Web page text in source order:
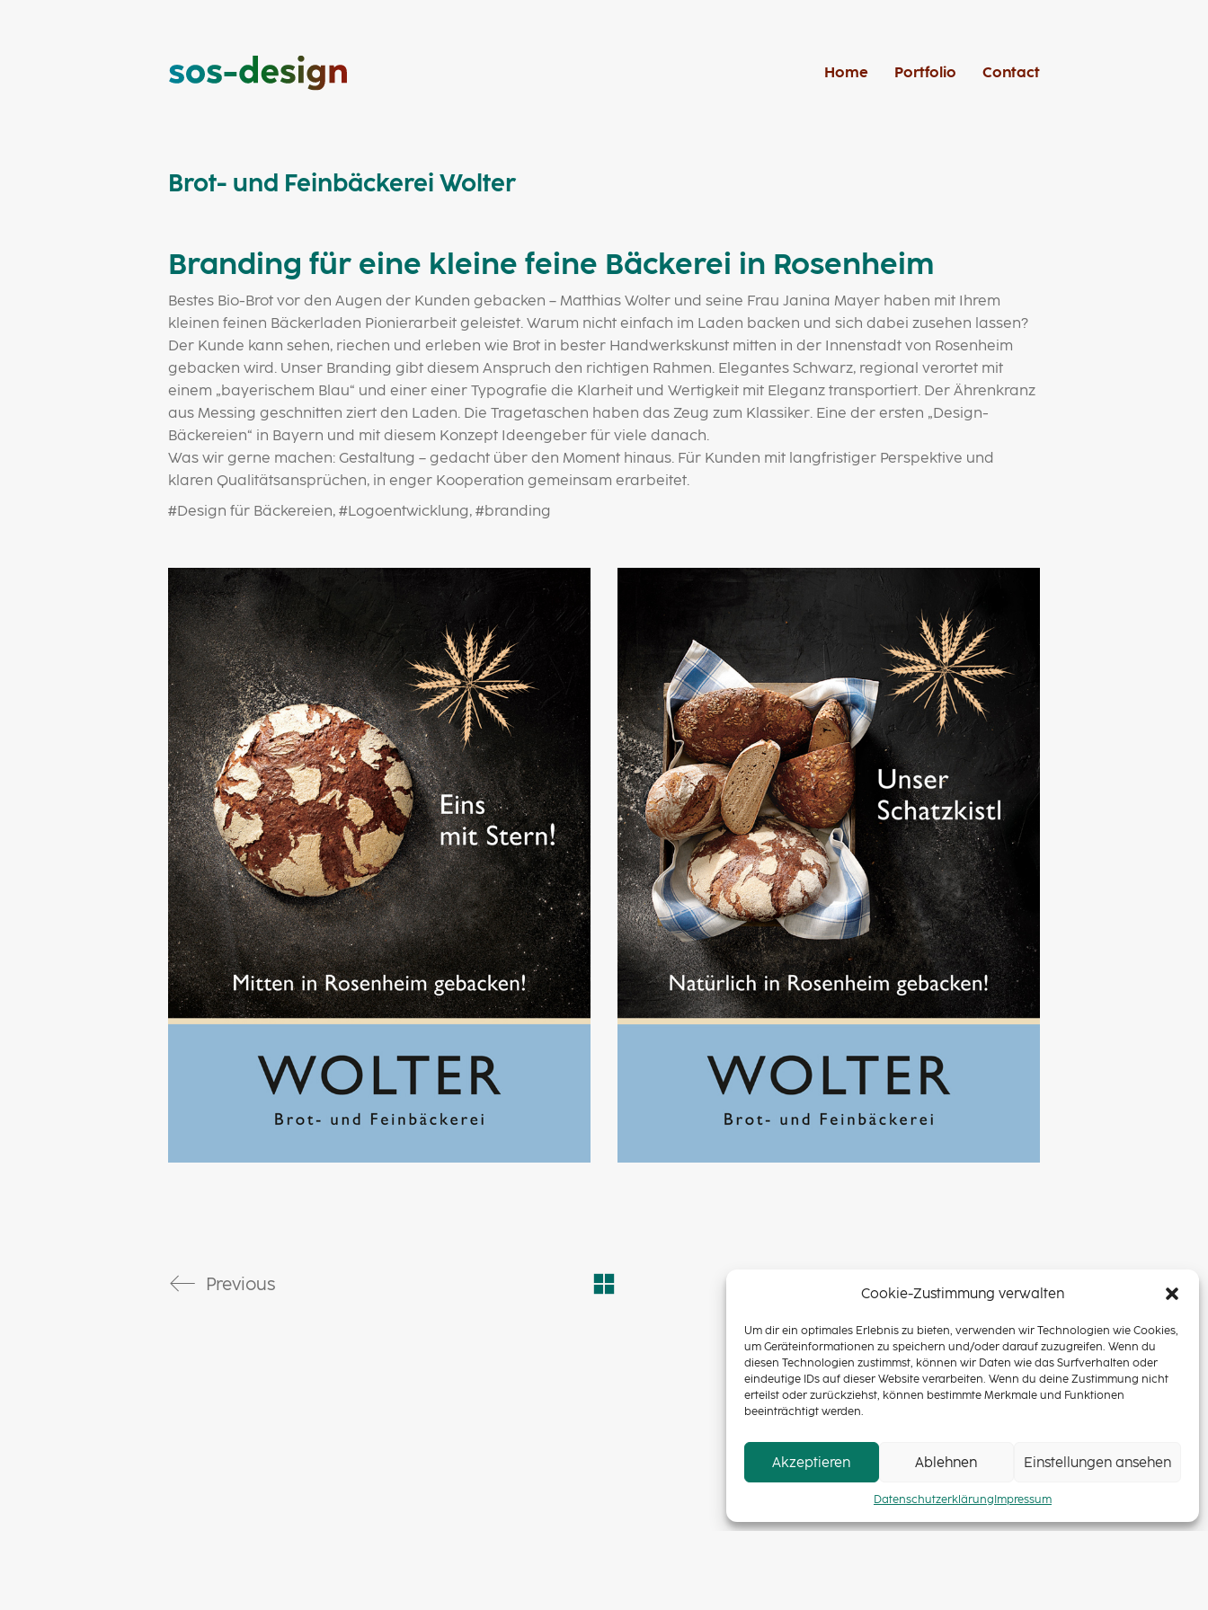
Cookie-Zustimmung verwalten
Um dir ein optimales Erlebnis zu bieten, verwenden wir Technologien wie Cookies,
um Geräteinformationen zu speichern und/oder darauf zuzugreifen. Wenn du
diesen Technologien zustimmst, können wir Daten wie das Surfverhalten oder
eindeutige IDs auf dieser Website verarbeiten. Wenn du deine Zustimmung nicht
erteilst oder zurückziehst, können bestimmte Merkmale und Funktionen
beeinträchtigt werden.
Akzeptieren Ablehnen Einstellungen ansehen
Datenschutzerklärung Impressum
Home Portfolio Contact
Brot- und Feinbäckerei Wolter
Branding für eine kleine feine Bäckerei in Rosenheim
Bestes Bio-Brot vor den Augen der Kunden gebacken – Matthias Wolter und seine Frau Janina Mayer haben mit Ihrem
kleinen feinen Bäckerladen Pionierarbeit geleistet. Warum nicht einfach im Laden backen und sich dabei zusehen lassen?
Der Kunde kann sehen, riechen und erleben wie Brot in bester Handwerkskunst mitten in der Innenstadt von Rosenheim
gebacken wird. Unser Branding gibt diesem Anspruch den richtigen Rahmen. Elegantes Schwarz, regional verortet mit
einem „bayerischem Blau“ und einer einer Typografie die Klarheit und Wertigkeit mit Eleganz transportiert. Der Ährenkranz
aus Messing geschnitten ziert den Laden. Die Tragetaschen haben das Zeug zum Klassiker. Eine der ersten „Design-
Bäckereien“ in Bayern und mit diesem Konzept Ideengeber für viele danach.
Was wir gerne machen: Gestaltung – gedacht über den Moment hinaus. Für Kunden mit langfristiger Perspektive und
klaren Qualitätsansprüchen, in enger Kooperation gemeinsam erarbeitet.
#Design für Bäckereien, #Logoentwicklung, #branding
Previous
© Copyright 2024: sos-design, München. All Rights Reserved.